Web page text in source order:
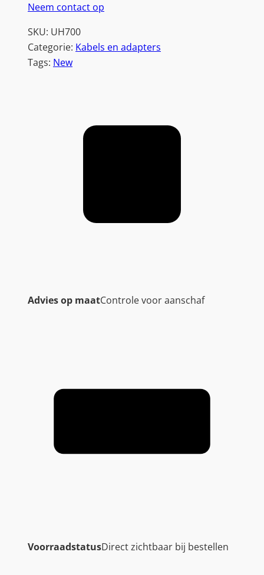
Neem contact op
SKU: UH700
Categorie: Kabels en adapters
Tags: New
Advies op maatControle voor aanschaf
VoorraadstatusDirect zichtbaar bij bestellen